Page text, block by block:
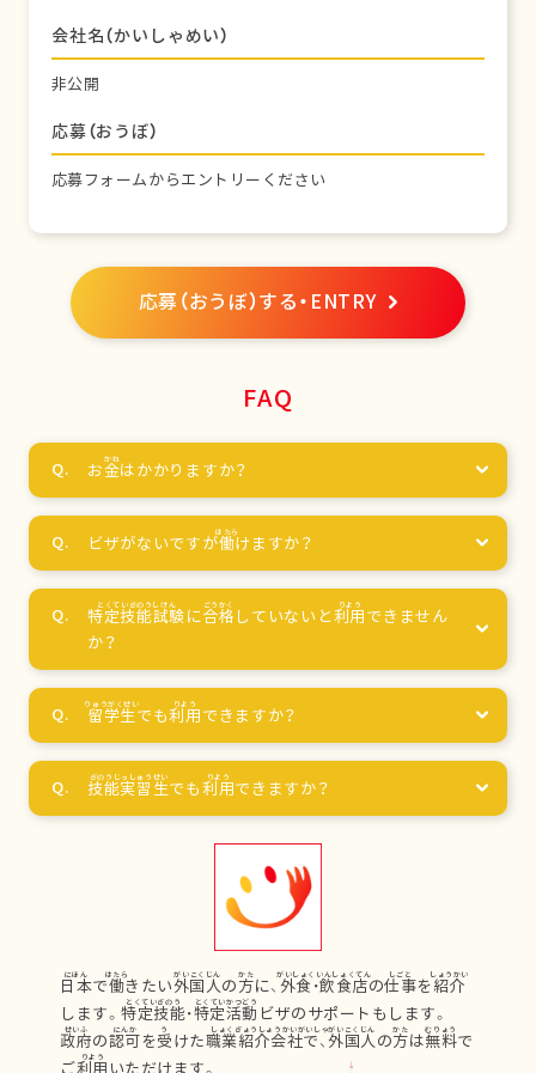
会社名（かいしゃめい）
非公開
応募（おうぼ）
応募フォームからエントリーください
応募（おうぼ）する・ENTRY
FAQ
お金はかかりますか？
ビザがないですが働けますか？
特定技能試験に合格 していないと利用 できません
か？
留学生でも利用 できますか？
技能実習生でも利用できますか？
日本で働きたい外国人の方に、 外食 ・飲食店の仕事を紹介
します。特定技能・特定活動 ビザのサポートもします。
政府の認可を受けた職業紹介会社で、 外国人の方は無料で
ご利用 いただけます。